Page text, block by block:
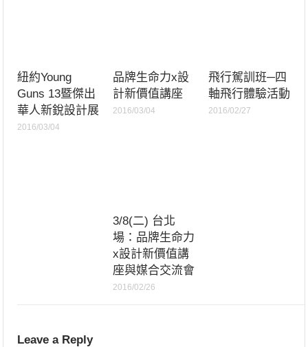
紐約Young
Guns 13暨傑出
華人新銳設計展
2016/03/04
品牌生命力x設
計新價值講座
2016/03/04
飛行駕訓班─四
軸飛行體驗活動
2016/02/27
3/8(二) 台北
場：品牌生命力
x設計新價值講
座與媒合交流會
2016/02/26
Leave a Reply